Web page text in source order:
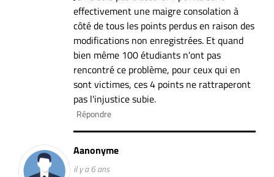
effectivement une maigre consolation à
côté de tous les points perdus en raison des
modifications non enregistrées. Et quand
bien même 100 étudiants n'ont pas
rencontré ce problème, pour ceux qui en
sont victimes, ces 4 points ne rattraperont
pas l'injustice subie.
Répondre
Aanonyme
il y a 6 ans